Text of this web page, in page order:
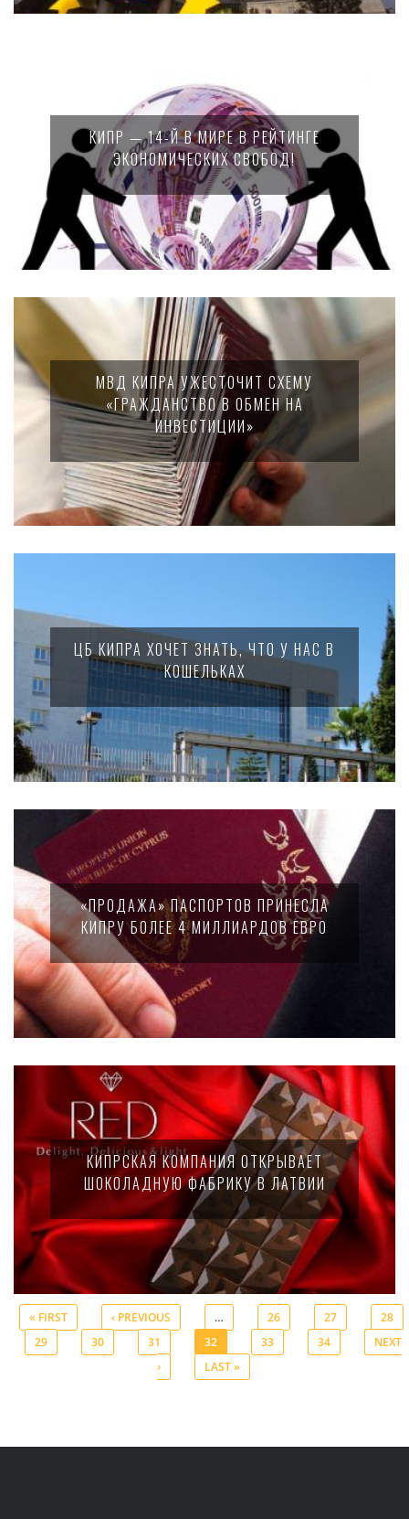
КИПР — 14-Й В МИРЕ В РЕЙТИНГЕ
ЭКОНОМИЧЕСКИХ СВОБОД!
МВД КИПРА УЖЕСТОЧИТ СХЕМУ
«ГРАЖДАНСТВО В ОБМЕН НА
ИНВЕСТИЦИИ»
ЦБ КИПРА ХОЧЕТ ЗНАТЬ, ЧТО У НАС В
КОШЕЛЬКАХ
«ПРОДАЖА» ПАСПОРТОВ ПРИНЕСЛА
КИПРУ БОЛЕЕ 4 МИЛЛИАРДОВ ЕВРО
КИПРСКАЯ КОМПАНИЯ ОТКРЫВАЕТ
ШОКОЛАДНУЮ ФАБРИКУ В ЛАТВИИ
Pages
« FIRST ‹ PREVIOUS … 26 27
28
29
30 31 32 33 34
NEXT
›
LAST »